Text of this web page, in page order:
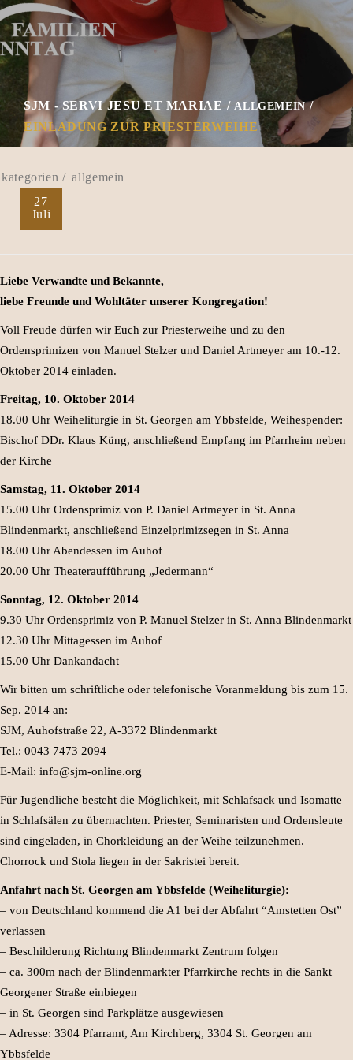
SJM - SERVI JESU ET MARIAE ALLGEMEIN
EINLADUNG ZUR PRIESTERWEIHE
allgemein
27
Juli
Liebe Verwandte und Bekannte,
liebe Freunde und Wohltäter unserer Kongregation!
Voll Freude dürfen wir Euch zur Priesterweihe und zu den
Ordensprimizen von Manuel Stelzer und Daniel Artmeyer am 10.-12.
Oktober 2014 einladen.
Freitag, 10. Oktober 2014
18.00 Uhr Weiheliturgie in St. Georgen am Ybbsfelde, Weihespender:
Bischof DDr. Klaus Küng, anschließend Empfang im Pfarrheim neben
der Kirche
Samstag, 11. Oktober 2014
15.00 Uhr Ordensprimiz von P. Daniel Artmeyer in St. Anna
Blindenmarkt, anschließend Einzelprimizsegen in St. Anna
18.00 Uhr Abendessen im Auhof
20.00 Uhr Theateraufführung „Jedermann“
Sonntag, 12. Oktober 2014
9.30 Uhr Ordensprimiz von P. Manuel Stelzer in St. Anna Blindenmarkt
12.30 Uhr Mittagessen im Auhof
15.00 Uhr Dankandacht
Wir bitten um schriftliche oder telefonische Voranmeldung bis zum 15.
Sep. 2014 an:
SJM, Auhofstraße 22, A-3372 Blindenmarkt
Tel.: 0043 7473 2094
E-Mail: info@sjm-online.org
Für Jugendliche besteht die Möglichkeit, mit Schlafsack und Isomatte
in Schlafsälen zu übernachten. Priester, Seminaristen und Ordensleute
sind eingeladen, in Chorkleidung an der Weihe teilzunehmen.
Chorrock und Stola liegen in der Sakristei bereit.
Anfahrt nach St. Georgen am Ybbsfelde (Weiheliturgie):
– von Deutschland kommend die A1 bei der Abfahrt “Amstetten Ost”
verlassen
– Beschilderung Richtung Blindenmarkt Zentrum folgen
– ca. 300m nach der Blindenmarkter Pfarrkirche rechts in die Sankt
Georgener Straße einbiegen
– in St. Georgen sind Parkplätze ausgewiesen
– Adresse: 3304 Pfarramt, Am Kirchberg, 3304 St. Georgen am
Ybbsfelde